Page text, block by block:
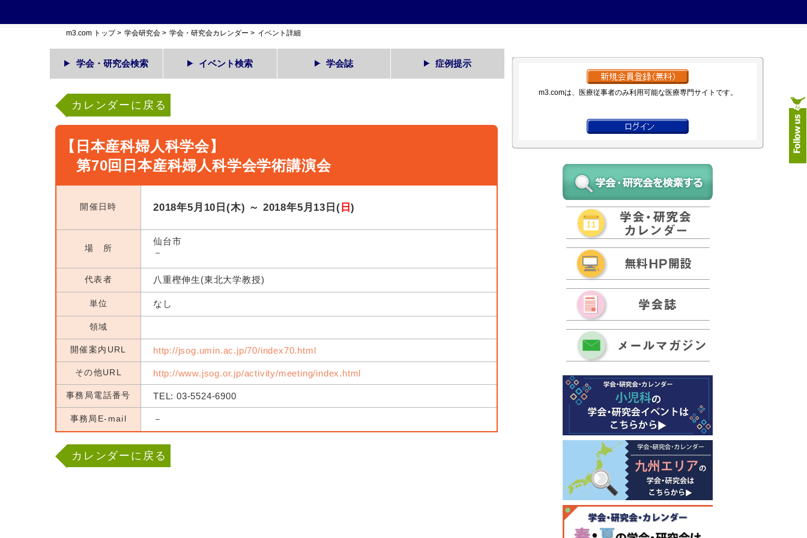
m3.com トップ> 学会研究会 > 学会・研究会カレンダー > イベント詳細
学会・研究会検索 イベント検索 学会誌 症例提示
カレンダーに戻る
【日本産科婦人科学会】
第70回日本産科婦人科学会学術講演会
開催日時 2018年5月10日(木) ～ 2018年5月13日( 日)
場 所
仙台市
－
代表者 八重樫伸生(東北大学教授)
単位 なし
領域
開催案内URL http://jsog.umin.ac.jp/70/index70.html
その他URL http://www.jsog.or.jp/activity/meeting/index.html
事務局電話番号 TEL: 03-5524-6900
事務局E-mail －
カレンダーに戻る
m3.comは、医療従事者のみ利用可能な医療専門サイトです。